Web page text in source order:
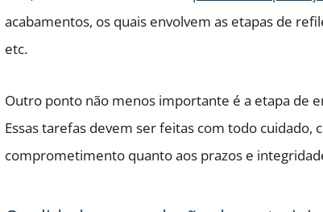
acabamentos, os quais envolvem as etapas de
etc.
Outro ponto não menos importante é a etapa de
Essas tarefas devem ser feitas com todo cuidado,
comprometimento quanto aos prazos e